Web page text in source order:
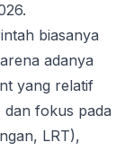
biasanya
adanya
yang relatif
dan fokus pada
LRT),